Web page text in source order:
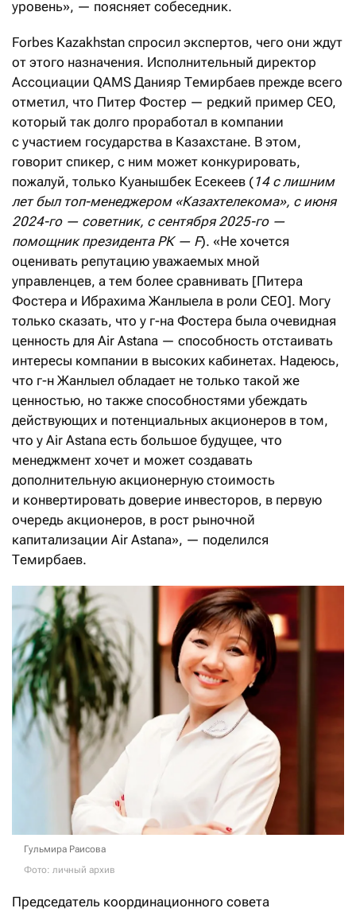
уровень», — поясняет собеседник.
Forbes Kazakhstan спросил экспертов, чего они ждут
от этого назначения. Исполнительный директор
Ассоциации QAMS Данияр Темирбаев прежде всего
отметил, что Питер Фостер — редкий пример CEO,
который так долго проработал в компании
с участием государства в Казахстане. В этом,
говорит спикер, с ним может конкурировать,
пожалуй, только Куанышбек Есекеев (14 с лишним
лет был топ-менеджером «Казахтелекома», с июня
2024-го — советник, с сентября 2025-го —
помощник президента РК — F). «Не хочется
оценивать репутацию уважаемых мной
управленцев, а тем более сравнивать [Питера
Фостера и Ибрахима Жанлыела в роли CEO]. Могу
только сказать, что у г-на Фостера была очевидная
ценность для Air Astana — способность отстаивать
интересы компании в высоких кабинетах. Надеюсь,
что г-н Жанлыел обладает не только такой же
ценностью, но также способностями убеждать
действующих и потенциальных акционеров в том,
что у Air Astana есть большое будущее, что
менеджмент хочет и может создавать
дополнительную акционерную стоимость
и конвертировать доверие инвесторов, в первую
очередь акционеров, в рост рыночной
капитализации Air Astana», — поделился
Темирбаев.
Гульмира Раисова
Фото: личный архив
Председатель координационного совета